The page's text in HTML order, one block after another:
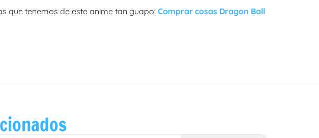
que tenemos de este anime tan guapo: Comprar cosas Dragon Ball